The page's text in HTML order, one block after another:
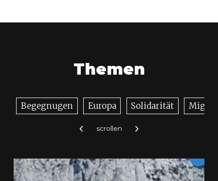
Themen
Begegnugen Europa Solidarität
scrollen